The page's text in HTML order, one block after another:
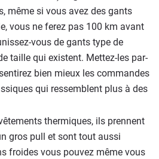
même si vous avez des gants
vous ne ferez pas 100 km avant
vous de gants type de
taille qui existent. Mettez-les par-
bien mieux les commandes
qui ressemblent plus à des
thermiques, ils prennent
gros pull et sont tout aussi
froides vous pouvez même vous